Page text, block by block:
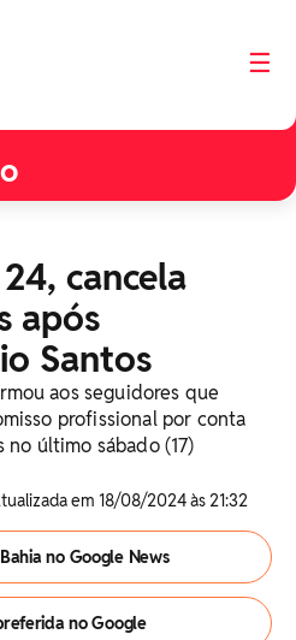
☰
cancela
após
Santos
aos seguidores que
profissional por conta
último sábado (17)
em 18/08/2024 às 21:32
no Google News
no Google